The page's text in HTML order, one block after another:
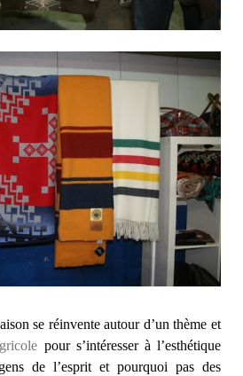
se réinvente autour d’un thème et
pour s’intéresser à l’esthétique
de l’esprit et pourquoi pas des